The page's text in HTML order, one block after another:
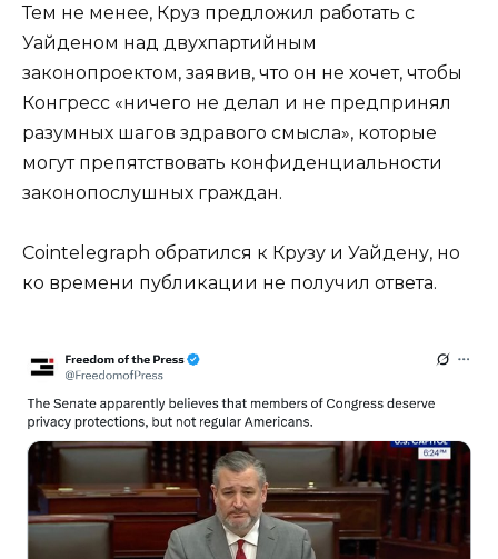
Тем не менее, Круз предложил работать с
Уайденом над двухпартийным
законопроектом, заявив, что он не хочет, чтобы
Конгресс «ничего не делал и не предпринял
разумных шагов здравого смысла», которые
могут препятствовать конфиденциальности
законопослушных граждан.
Cointelegraph обратился к Крузу и Уайдену, но
ко времени публикации не получил ответа.